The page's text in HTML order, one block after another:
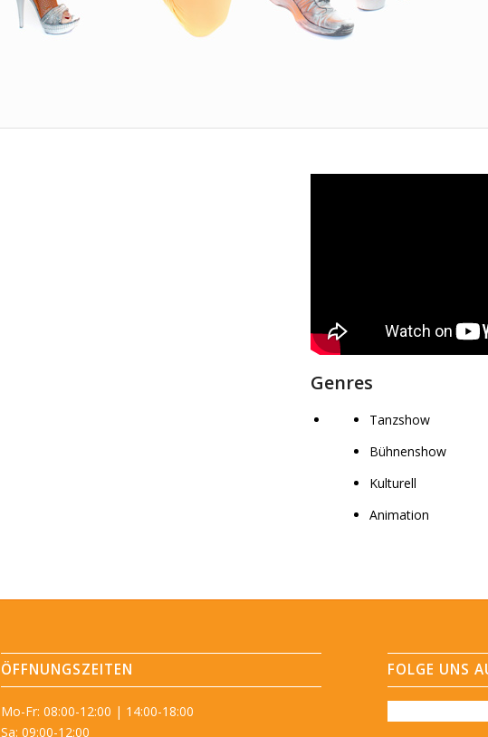
Genres
Tanzshow
Bühnenshow
Kulturell
Animation
ÖFFNUNGSZEITEN
Mo-Fr: 08:00-12:00 | 14:00-18:00
Sa: 09:00-12:00
FOLGE UNS